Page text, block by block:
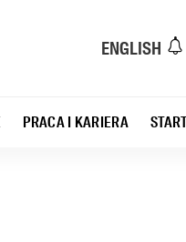
ENGLISH
PRACA I KARIERA